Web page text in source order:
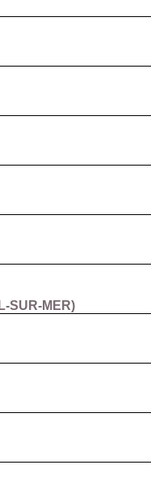
SUR-MER)